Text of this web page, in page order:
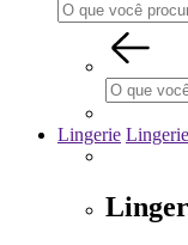
Lingerie Lingerie